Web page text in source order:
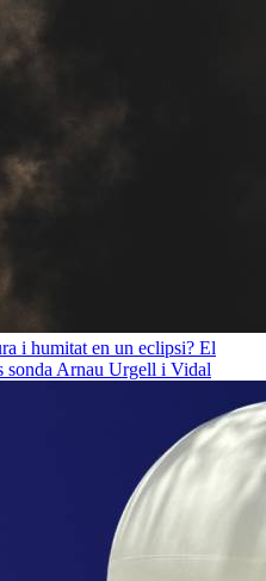
i humitat en un eclipsi? El
sonda Arnau Urgell i Vidal